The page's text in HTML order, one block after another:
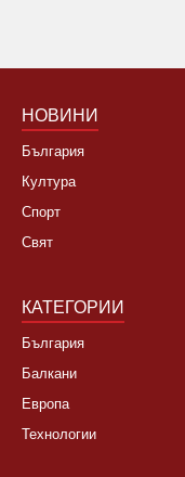
НОВИНИ
България
Култура
Спорт
Свят
КАТЕГОРИИ
България
Балкани
Европа
Технологии